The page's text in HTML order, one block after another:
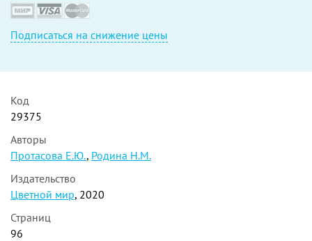
Подписаться на снижение цены
Код
29375
Авторы
Протасова Е.Ю., Родина Н.М.
Издательство
Цветной мир, 2020
Страниц
96